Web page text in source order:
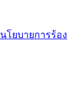
นโยบายการร้อง